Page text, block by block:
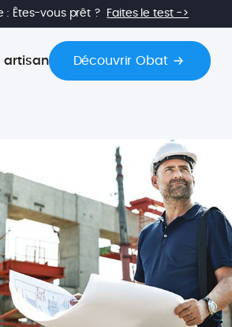
: Êtes-vous prêt ? Faites le test ->
artisan Découvrir Obat